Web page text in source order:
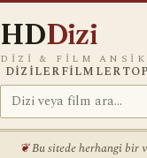
HDDizi
DIZI & FILM
DIZILERFILMLER
Bu sitede herhangi bir